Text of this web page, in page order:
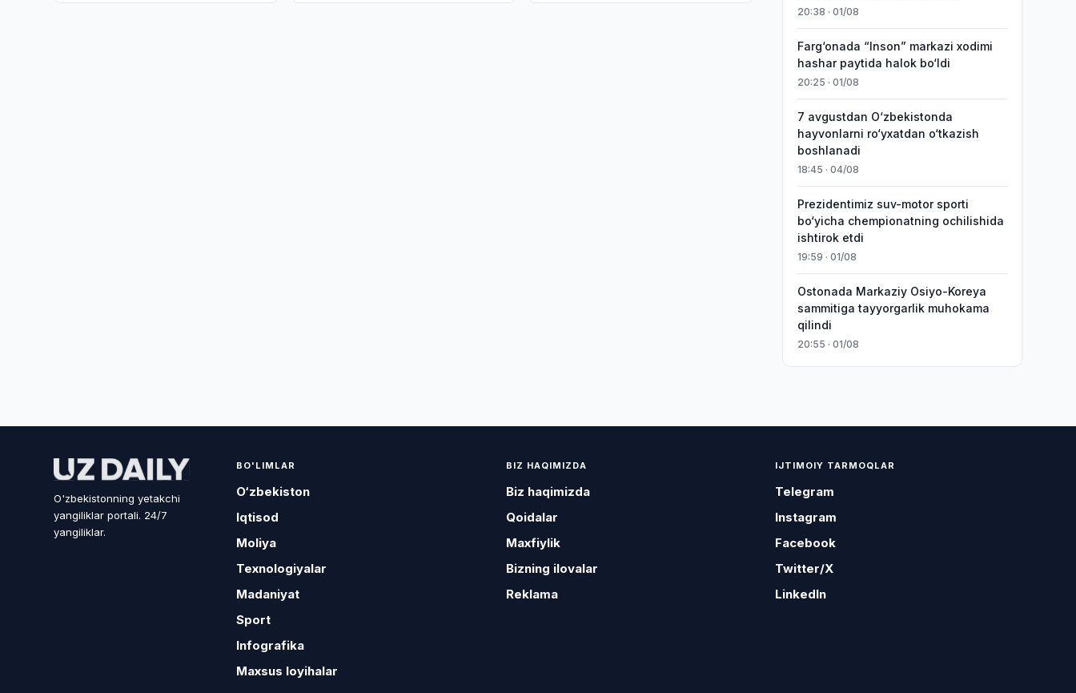
20:38 · 01/08
Farg‘onada “Inson” markazi xodimi
hashar paytida halok bo‘ldi
20:25 · 01/08
7 avgustdan O‘zbekistonda
hayvonlarni ro‘yxatdan o‘tkazish
boshlanadi
18:45 · 04/08
Prezidentimiz suv-motor sporti
bo‘yicha chempionatning ochilishida
ishtirok etdi
19:59 · 01/08
Ostonada Markaziy Osiyo-Koreya
sammitiga tayyorgarlik muhokama
qilindi
20:55 · 01/08
O'zbekistonning yetakchi
yangiliklar portali. 24/7
yangiliklar.
BO'LIMLAR
O‘zbekiston
Iqtisod
Moliya
Texnologiyalar
Madaniyat
Sport
Infografika
Maxsus loyihalar
BIZ HAQIMIZDA
Biz haqimizda
Qoidalar
Maxfiylik
Bizning ilovalar
Reklama
IJTIMOIY TARMOQLAR
Telegram
Instagram
Facebook
Twitter/X
LinkedIn